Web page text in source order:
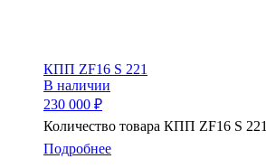
КПП ZF16 S 221
В наличии
230 000 ₽
Количество товара КПП ZF16 S 221
Подробнее